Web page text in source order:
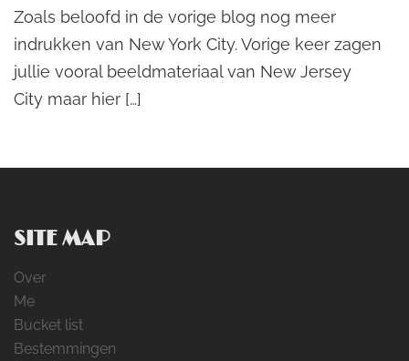
Zoals beloofd in de vorige blog nog meer
indrukken van New York City. Vorige keer zagen
jullie vooral beeldmateriaal van New Jersey
City maar hier […]
SITE MAP
Over
Me
Bucket list
Bestemmingen